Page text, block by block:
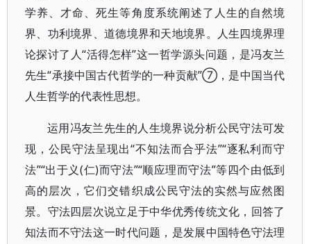
学养、才命、死生等角度系统阐述了人生的自然境
界、功利境界、道德境界和天地境界。人生四境界理
论探讨了人“活得怎样”这一哲学源头问题，是冯友兰
先生“承接中国古代哲学的一种贡献”⑦，是中国当代
人生哲学的代表性思想。
运用冯友兰先生的人生境界说分析公民守法可发
现，公民守法呈现出“不知法而合乎法”“逐私利而守
法”“出于义(仁)而守法”“顺应理而守法”等四个由低到
高的层次，它们交错织成公民守法的实然与应然图
景。守法四层次说立足于中华优秀传统文化，回答了
知法而不守法这一时代问题，是发展中国特色守法理